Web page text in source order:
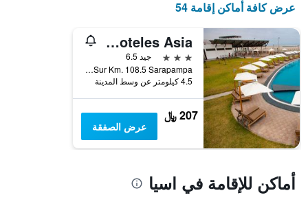
الذي
أيام
الأسبوع.
يتضمن
المخطط
التالي
1
محور
Y
الذي
سعر
غرفة
عرض كافة أماكن إقامة 54
Dm Hoteles Asia
3 نجوم
جيد 6.5
Panamericana Sur Km. 108.5 Sarapampa, اسيا, بيرو
4.5 كيلومتر عن وسط المدينة
207 ﷼
عرض الصفقة
أماكن للإقامة في اسيا